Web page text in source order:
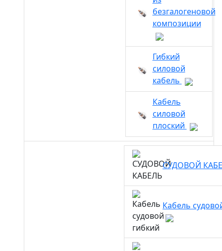
безгалогеновой
композиции
Гибкий
силовой
кабель
Кабель
силовой
плоский
СУДОВОЙ
Кабель